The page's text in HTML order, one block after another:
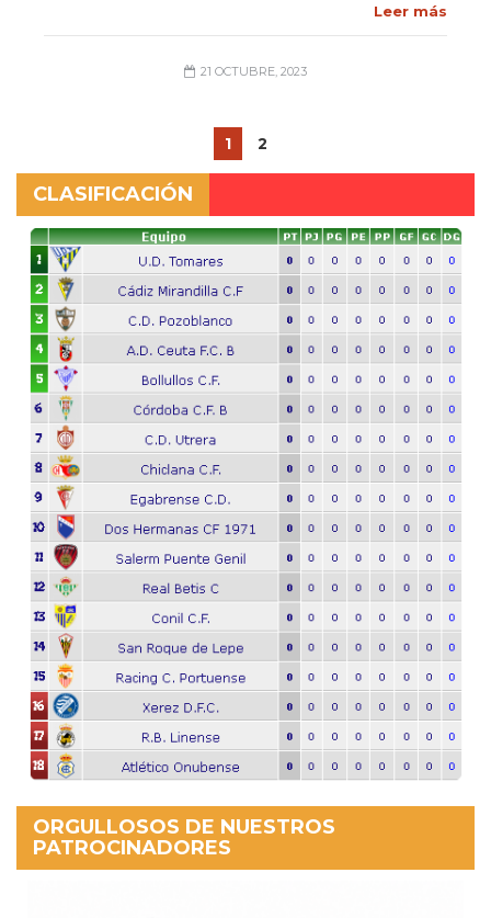
Leer más
21 OCTUBRE, 2023
1 2
CLASIFICACIÓN
ORGULLOSOS DE NUESTROS
PATROCINADORES